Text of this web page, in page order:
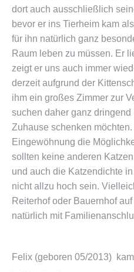
dort auch ausschließlich
bevor er ins Tierheim kam
für ihn natürlich ganz
Raum leben zu müssen. Er
zeigt er uns auch immer
derzeit aufgrund der
ihm ein großes Zimmer zur
suchen daher ganz
Zuhause schenken
Eingewöhnung die
sollten keine anderen
und auch die Katzendichte
nicht allzu hoch sein.
Reiterhof oder Bauernhof
natürlich mit
Felix (geboren 05/2013)